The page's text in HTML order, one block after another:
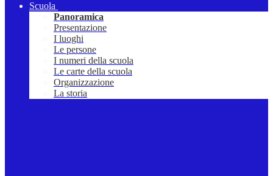
Scuola
Panoramica
Presentazione
I luoghi
Le persone
I numeri della scuola
Le carte della scuola
Organizzazione
La storia